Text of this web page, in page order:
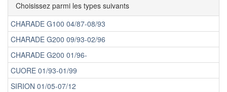
Choisissez parmi les types suivants
CHARADE G100 04/87-08/93
CHARADE G200 09/93-02/96
CHARADE G200 01/96-
CUORE 01/93-01/99
SIRION 01/05-07/12